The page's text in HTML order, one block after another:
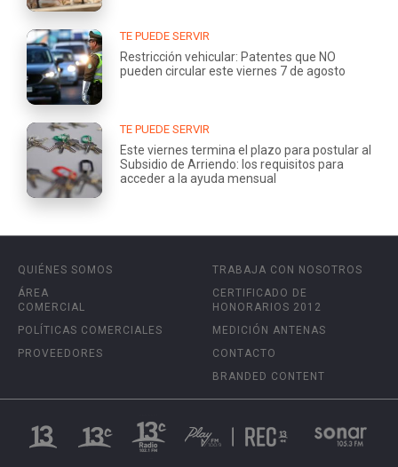
TE PUEDE SERVIR
Restricción vehicular: Patentes que NO
pueden circular este viernes 7 de agosto
TE PUEDE SERVIR
Este viernes termina el plazo para postular al
Subsidio de Arriendo: los requisitos para
acceder a la ayuda mensual
QUIÉNES SOMOS
ÁREA
COMERCIAL
POLÍTICAS COMERCIALES
PROVEEDORES
TRABAJA CON NOSOTROS
CERTIFICADO DE
HONORARIOS 2012
MEDICIÓN ANTENAS
CONTACTO
BRANDED CONTENT